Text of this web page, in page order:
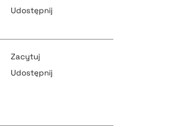
Udostępnij
Zacytuj
Udostępnij